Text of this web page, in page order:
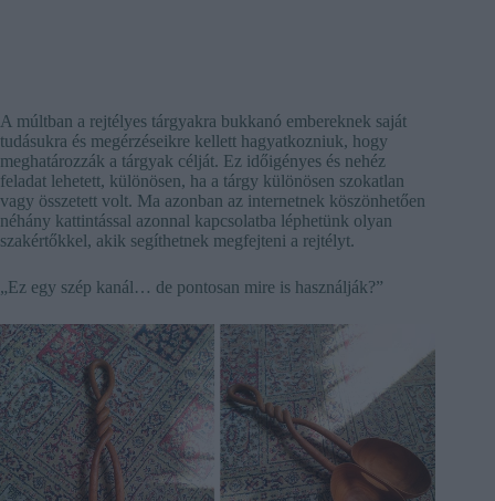
A múltban a rejtélyes tárgyakra bukkanó embereknek saját
tudásukra és megérzéseikre kellett hagyatkozniuk, hogy
meghatározzák a tárgyak célját. Ez időigényes és nehéz
feladat lehetett, különösen, ha a tárgy különösen szokatlan
vagy összetett volt. Ma azonban az internetnek köszönhetően
néhány kattintással azonnal kapcsolatba léphetünk olyan
szakértőkkel, akik segíthetnek megfejteni a rejtélyt.
„Ez egy szép kanál… de pontosan mire is használják?”